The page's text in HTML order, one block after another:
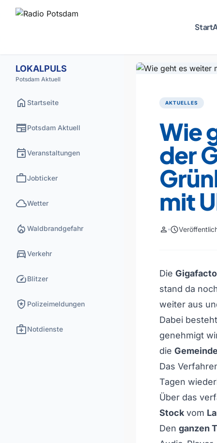
Start
LOKALPULS
Potsdam Aktuell
home Startseite
newspaperPotsdam Aktuell
eventVeranstaltungen
workJobticker
cloudWetter
local_fire_department Waldbrandgefahr
directions_carVerkehr
speedBlitzer
local_police Polizeimeldungen
medical_servicesNotdienste
AKTUELLES
Wie
der
mit
person schedule
Die
stand da
weiter aus
Dabei
genehmigt
die
Das
Tagen
Über das
Stock vom
Den ganzen